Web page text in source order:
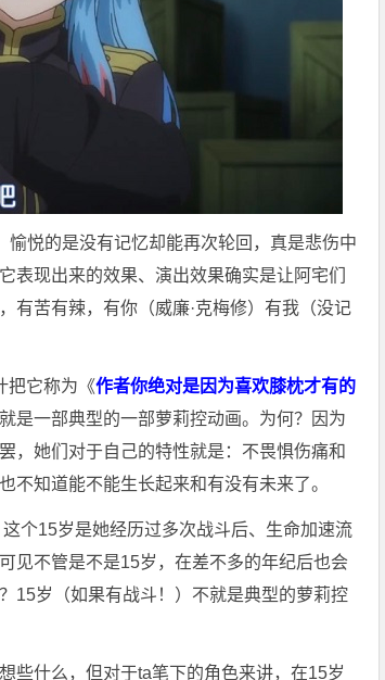
愉悦的是没有记忆却能再次轮回，真是悲伤中
表现出来的效果、演出效果确实是让阿宅们
有苦有辣，有你（威廉·克梅修）有我（没记
把它称为《作者你绝对是因为喜欢膝枕才有的
是一部典型的一部萝莉控动画。为何？因为
，她们对于自己的特性就是：不畏惧伤痛和
不知道能不能生长起来和有没有未来了。
个15岁是她经历过多次战斗后、生命加速流
见不管是不是15岁，在差不多的年纪后也会
15岁（如果有战斗！）不就是典型的萝莉控
些什么，但对于ta笔下的角色来讲，在15岁